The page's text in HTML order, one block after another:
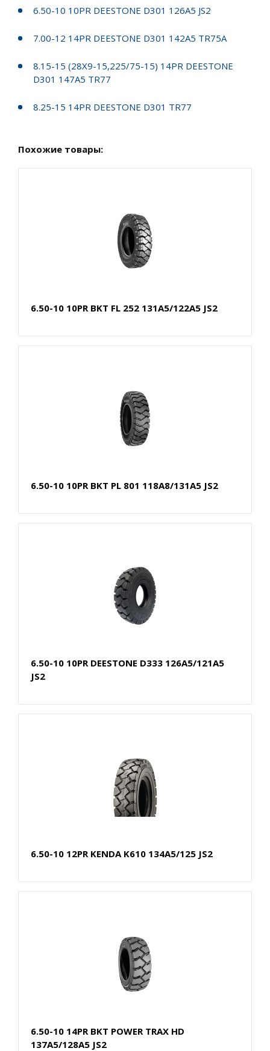
6.50-10 10PR DEESTONE D301 126A5 JS2
7.00-12 14PR DEESTONE D301 142A5 TR75A
8.15-15 (28X9-15,225/75-15) 14PR DEESTONE
D301 147A5 TR77
8.25-15 14PR DEESTONE D301 TR77
Похожие товары:
6.50-10 10PR BKT FL 252 131A5/122A5 JS2
6.50-10 10PR BKT PL 801 118A8/131A5 JS2
6.50-10 10PR DEESTONE D333 126A5/121A5
JS2
6.50-10 12PR KENDA K610 134A5/125 JS2
6.50-10 14PR BKT POWER TRAX HD
137A5/128A5 JS2